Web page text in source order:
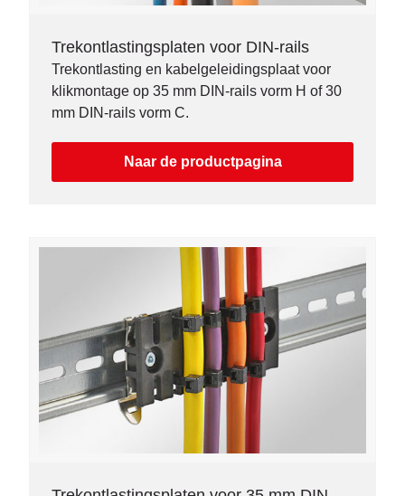
Trekontlastingsplaten voor DIN-rails
Trekontlasting en kabelgeleidingsplaat voor
klikmontage op 35 mm DIN-rails vorm H of 30
mm DIN-rails vorm C.
Naar de productpagina